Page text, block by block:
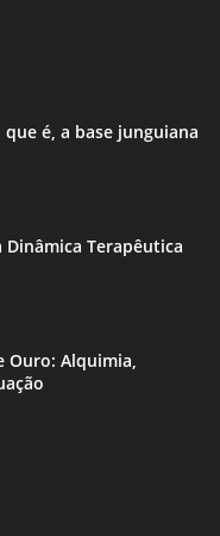
é, a base junguiana
Terapêutica
Ouro: Alquimia,